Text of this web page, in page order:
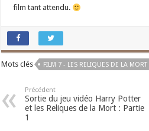
film tant attendu.
Mots clés FILM 7 - LES RELIQUES DE LA MORT
Précédent
Sortie du jeu vidéo Harry Potter
et les Reliques de la Mort : Partie
1